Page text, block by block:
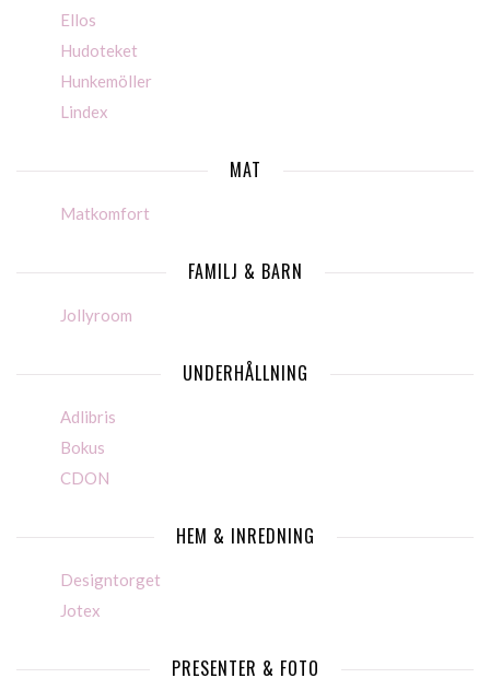
Ellos
Hudoteket
Hunkemöller
Lindex
MAT
Matkomfort
FAMILJ & BARN
Jollyroom
UNDERHÅLLNING
Adlibris
Bokus
CDON
HEM & INREDNING
Designtorget
Jotex
PRESENTER & FOTO